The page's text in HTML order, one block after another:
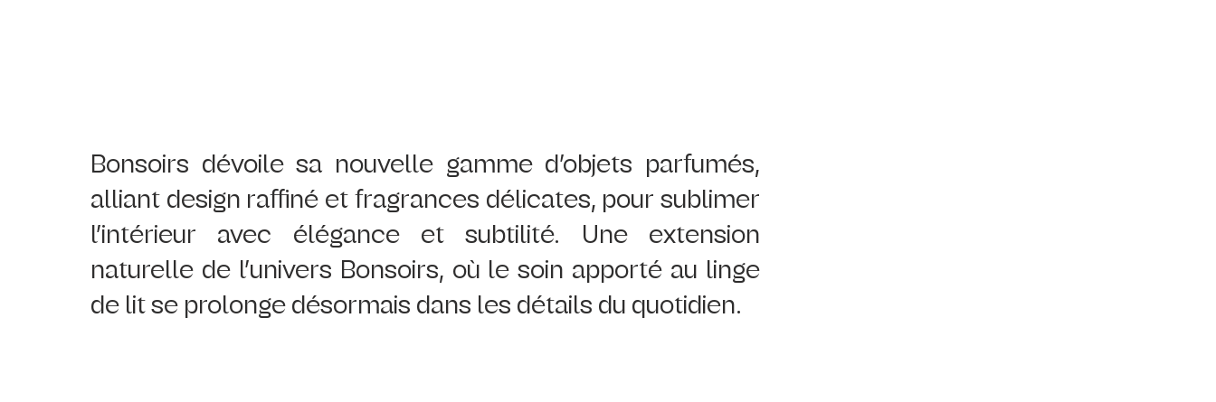
Bonsoirs dévoile sa nouvelle gamme d’objets parfumés,
alliant design raffiné et fragrances délicates, pour sublimer
l’intérieur avec élégance et subtilité. Une extension
naturelle de l’univers Bonsoirs, où le soin apporté au linge
de lit se prolonge désormais dans les détails du quotidien.